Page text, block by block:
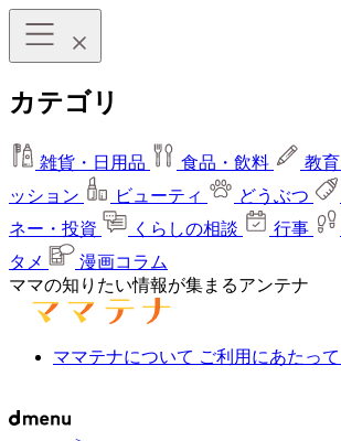
カテゴリ
雑貨・日用品 食品・飲料 教育
ッション
ビューティ どうぶつ
ネー・投資
くらしの相談 行事
タメ
漫画コラム
ママの知りたい情報が集まるアンテナ
ママテナについて ご利用にあたって